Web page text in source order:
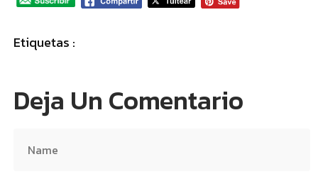
Etiquetas :
Deja Un Comentario